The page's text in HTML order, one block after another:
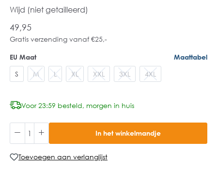
Wijd (niet getailleerd)
49,95
Gratis verzending vanaf €25,-
EU Maat Maattabel
S M L XL XXL 3XL 4XL
Voor 23:59 besteld, morgen in huis
In het winkelmandje
Toevoegen aan verlanglijst